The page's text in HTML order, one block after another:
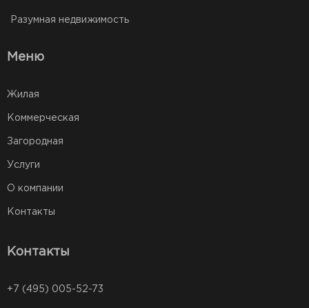
Разумная недвижимость
Меню
Жилая
Коммерческая
Загородная
Услуги
О компании
Контакты
Контакты
+7 (495) 005-52-73